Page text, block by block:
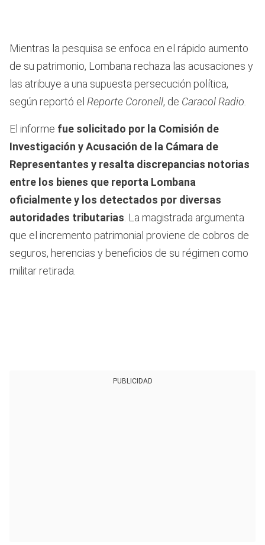
Mientras la pesquisa se enfoca en el rápido aumento
de su patrimonio, Lombana rechaza las acusaciones y
las atribuye a una supuesta persecución política,
según reportó el Reporte Coronell, de Caracol Radio.
El informe fue solicitado por la Comisión de
Investigación y Acusación de la Cámara de
Representantes y resalta discrepancias notorias
entre los bienes que reporta Lombana
oficialmente y los detectados por diversas
autoridades tributarias . La magistrada argumenta
que el incremento patrimonial proviene de cobros de
seguros, herencias y beneficios de su régimen como
militar retirada.
PUBLICIDAD